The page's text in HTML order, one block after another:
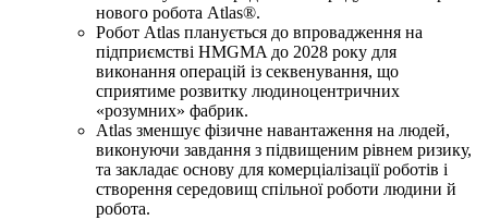
нового робота Atlas®.
Робот Atlas планується до впровадження на
підприємстві HMGMA до 2028 року для
виконання операцій із секвенування, що
сприятиме розвитку людиноцентричних
«розумних» фабрик.
Atlas зменшує фізичне навантаження на людей,
виконуючи завдання з підвищеним рівнем ризику,
та закладає основу для комерціалізації роботів і
створення середовищ спільної роботи людини й
робота.